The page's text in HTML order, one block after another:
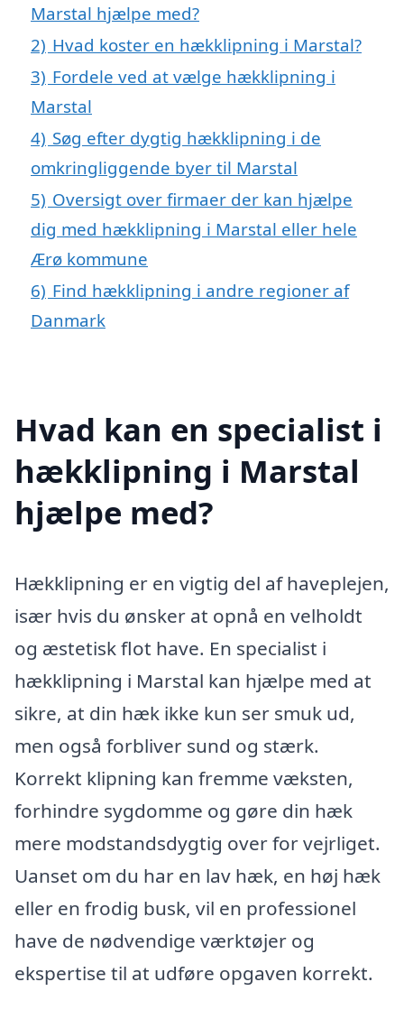
Marstal hjælpe med?
2) Hvad koster en hækklipning i Marstal?
3) Fordele ved at vælge hækklipning i
Marstal
4) Søg efter dygtig hækklipning i de
omkringliggende byer til Marstal
5) Oversigt over firmaer der kan hjælpe
dig med hækklipning i Marstal eller hele
Ærø kommune
6) Find hækklipning i andre regioner af
Danmark
Hvad kan en specialist i
hækklipning i Marstal
hjælpe med?
Hækklipning er en vigtig del af haveplejen,
især hvis du ønsker at opnå en velholdt
og æstetisk flot have. En specialist i
hækklipning i Marstal kan hjælpe med at
sikre, at din hæk ikke kun ser smuk ud,
men også forbliver sund og stærk.
Korrekt klipning kan fremme væksten,
forhindre sygdomme og gøre din hæk
mere modstandsdygtig over for vejrliget.
Uanset om du har en lav hæk, en høj hæk
eller en frodig busk, vil en professionel
have de nødvendige værktøjer og
ekspertise til at udføre opgaven korrekt.